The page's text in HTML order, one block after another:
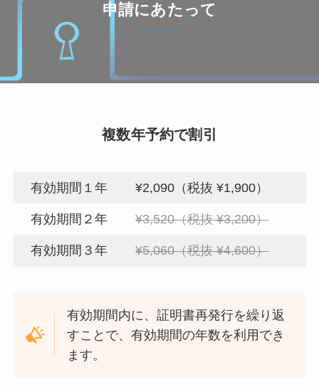
申請にあたって
複数年予約で割引
有効期間１年 ¥2,090（税抜 ¥1,900）
有効期間２年 ¥3,520（税抜 ¥3,200）
有効期間３年 ¥5,060（税抜 ¥4,600）
有効期間内に、証明書再発行を繰り返
すことで、有効期間の年数を利用でき
ます。